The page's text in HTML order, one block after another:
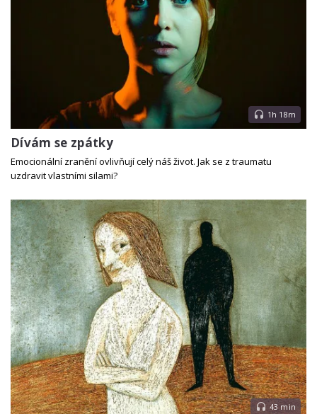
1h 18m
Dívám se zpátky
Emocionální zranění ovlivňují celý náš život. Jak se z traumatu
uzdravit vlastními silami?
43 min